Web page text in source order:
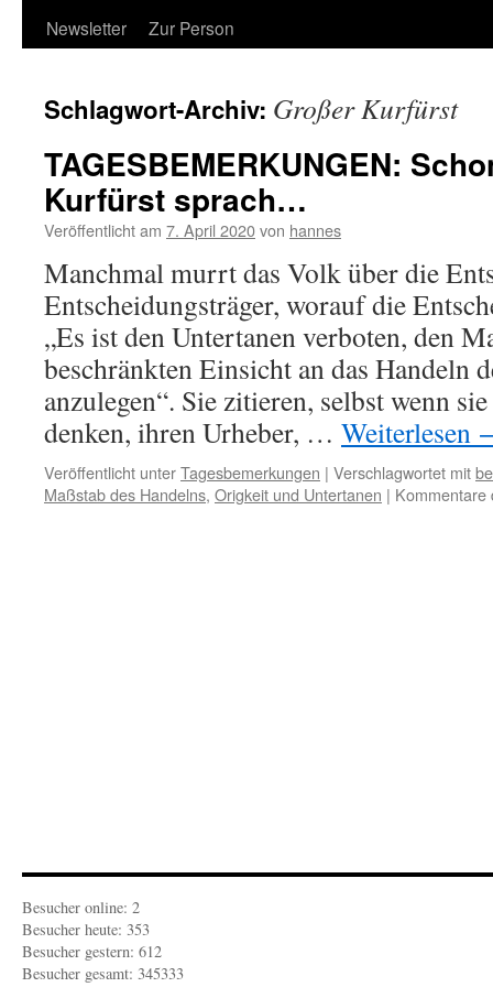
Newsletter
Zur Person
Schlagwort-Archiv: Großer Kurfürst
TAGESBEMERKUNGEN:
Kurfürst sprach…
Veröffentlicht am 7. April 2020von hannes
Manchmal murrt das Volk über die
Entscheidungsträger, worauf die
„Es ist den Untertanen verboten, den
beschränkten Einsicht an das Handeln
anzulegen“. Sie zitieren, selbst wenn
denken, ihren Urheber, … Weiterlesen
Veröffentlicht unterTagesbemerkungen | Verschlagwortet mit
Maßstab des Handelns, Origkeit und Untertanen | Kommentare
Besucher online: 2
Besucher heute: 353
Besucher gestern: 612
Besucher gesamt: 345333